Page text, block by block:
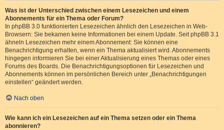
Was ist der Unterschied zwischen einem Lesezeichen und einem
Abonnements für ein Thema oder Forum?
In phpBB 3.0 funktionierten Lesezeichen ähnlich den Lesezeichen in Web-
Browsern: Sie bekamen keine Informationen bei einem Update. Seit phpBB 3.1
ähneln Lesezeichen mehr einem Abonnement: Sie können eine
Benachrichtigung erhalten, wenn ein Thema aktualisiert wird. Abonnements
hingegen informieren Sie bei einer Aktualisierung eines Themas oder eines
Forums des Boards. Die Benachrichtigungsoptionen für Lesezeichen und
Abonnements können im persönlichen Bereich unter „Benachrichtigungen
einstellen“ geändert werden.
Nach oben
Wie kann ich ein Lesezeichen auf ein Thema setzen oder ein Thema
abonnieren?